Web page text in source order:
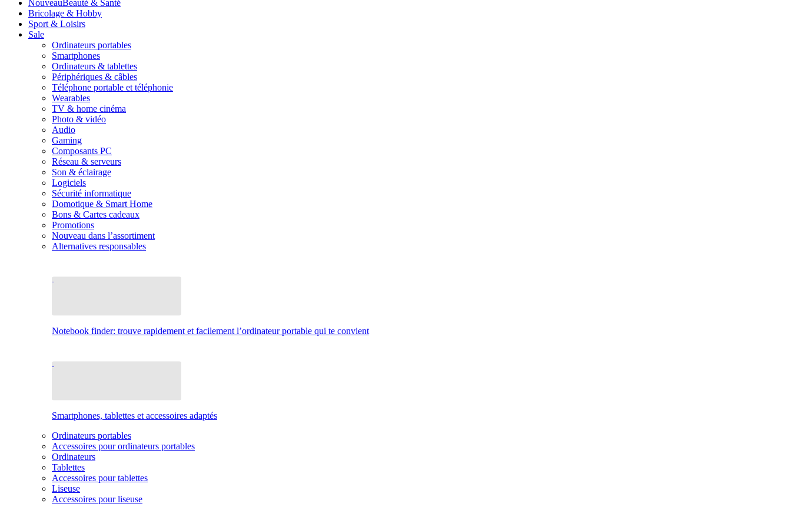
Nouveau Beauté & Santé
Bricolage & Hobby
Sport & Loisirs
Sale
Ordinateurs portables
Smartphones
Ordinateurs & tablettes
Périphériques & câbles
Téléphone portable et téléphonie
Wearables
TV & home cinéma
Photo & vidéo
Audio
Gaming
Composants PC
Réseau & serveurs
Son & éclairage
Logiciels
Sécurité informatique
Domotique & Smart Home
Bons & Cartes cadeaux
Promotions
Nouveau dans l’assortiment
Alternatives responsables
Notebook finder: trouve rapidement et facilement l’ordinateur portable qui te convient
Smartphones, tablettes et accessoires adaptés
Ordinateurs portables
Accessoires pour ordinateurs portables
Ordinateurs
Tablettes
Accessoires pour tablettes
Liseuse
Accessoires pour liseuse